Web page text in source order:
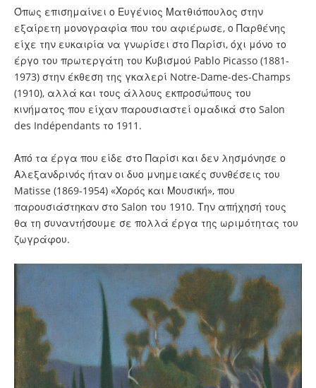
Όπως επισημαίνει ο Ευγένιος Ματθιόπουλος στην
εξαίρετη μονογραφία που του αφιέρωσε, ο Παρθένης
είχε την ευκαιρία να γνωρίσει στο Παρίσι, όχι μόνο το
έργο του πρωτεργάτη του Κυβισμού Pablo Picasso (1881-
1973) στην έκθεση της γκαλερί Notre-Dame-des-Champs
(1910), αλλά και τους άλλους εκπροσώπους του
κινήματος που είχαν παρουσιαστεί ομαδικά στο Salon
des Indépendants το 1911.
Από τα έργα που είδε στο Παρίσι και δεν λησμόνησε ο
Αλεξανδρινός ήταν οι δυο μνημειακές συνθέσεις του
Matisse (1869-1954) «Χορός και Μουσική», που
παρουσιάστηκαν στο Salon του 1910. Την απήχησή τους
θα τη συναντήσουμε σε πολλά έργα της ωριμότητας του
ζωγράφου.